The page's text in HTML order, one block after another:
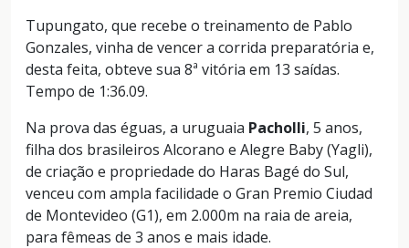
Tupungato, que recebe o treinamento de Pablo
Gonzales, vinha de vencer a corrida preparatória e,
desta feita, obteve sua 8ª vitória em 13 saídas.
Tempo de 1:36.09.
Na prova das éguas, a uruguaia Pacholli, 5 anos,
filha dos brasileiros Alcorano e Alegre Baby (Yagli),
de criação e propriedade do Haras Bagé do Sul,
venceu com ampla facilidade o Gran Premio Ciudad
de Montevideo (G1), em 2.000m na raia de areia,
para fêmeas de 3 anos e mais idade.